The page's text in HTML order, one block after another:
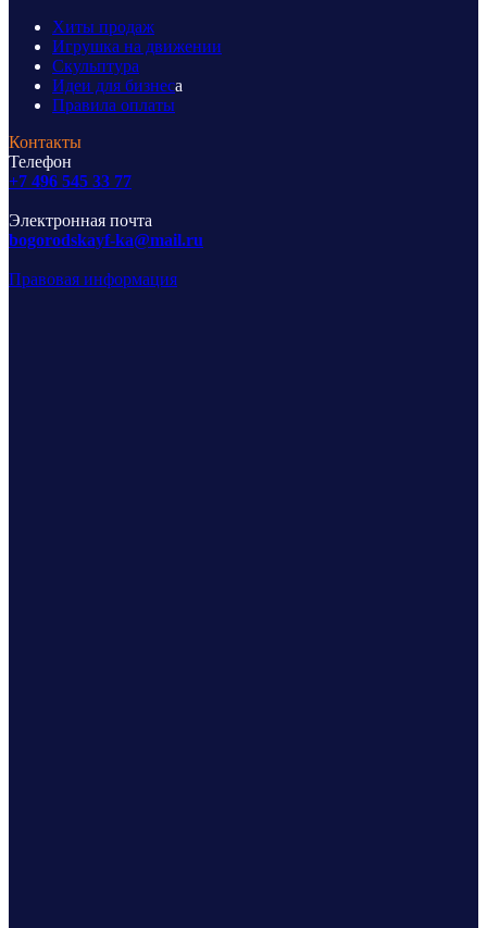
Хиты продаж
Игрушка на движении
Скульптура
Идеи для бизнеса
Правила оплаты
Контакты
Телефон
+7 496 545 33 77
Электронная почта
bogorodskayf-ka@mail.ru
Правовая информация